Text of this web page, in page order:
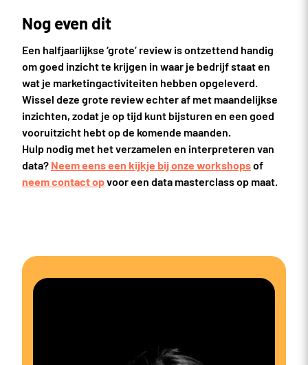
Nog even dit
Een halfjaarlijkse ‘grote’ review is ontzettend handig
om goed inzicht te krijgen in waar je bedrijf staat en
wat je marketingactiviteiten hebben opgeleverd.
Wissel deze grote review echter af met maandelijkse
inzichten, zodat je op tijd kunt bijsturen en een goed
vooruitzicht hebt op de komende maanden.
Hulp nodig met het verzamelen en interpreteren van
data? Neem eens een kijkje bij onze workshopsof
neem contact opvoor een data masterclass op maat.